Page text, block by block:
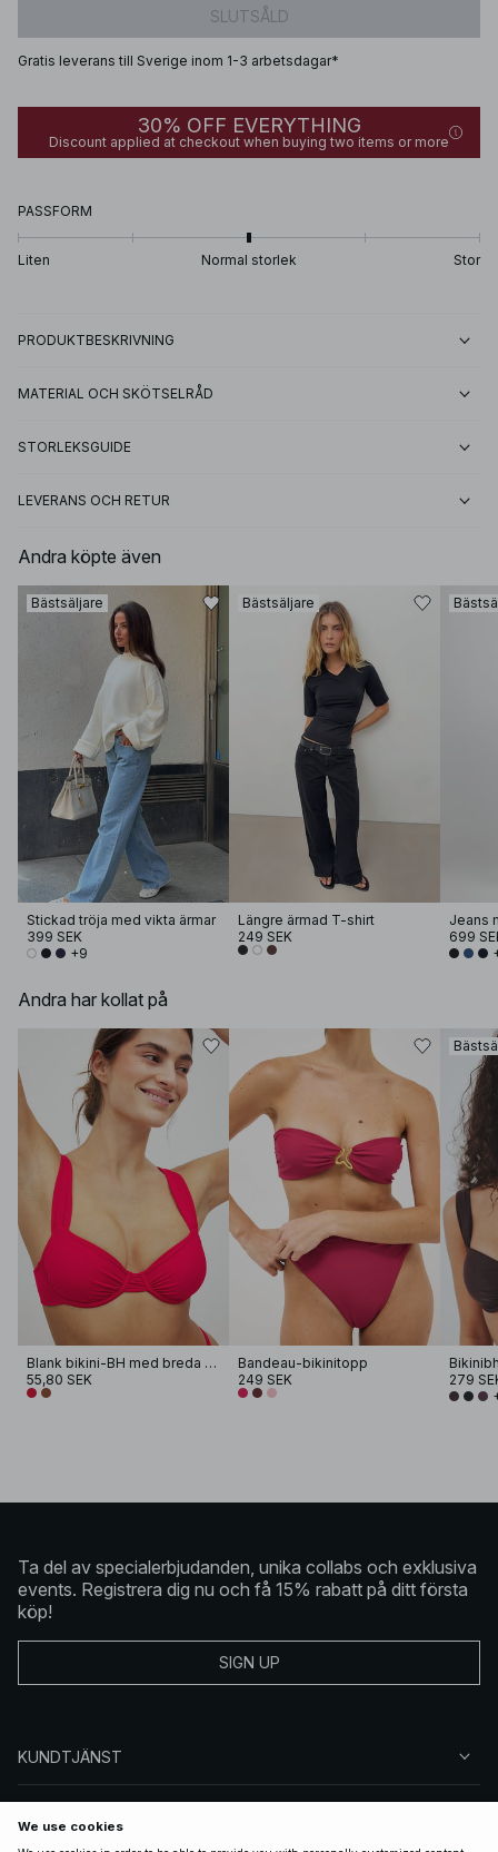
SLUTSÅLD
Gratis leverans till Sverige inom 1-3 arbetsdagar*
30% OFF EVERYTHING
Discount applied at checkout when buying two items or more
PASSFORM
Liten Normal storlek Stor
PRODUKTBESKRIVNING
MATERIAL OCH SKÖTSELRÅD
STORLEKSGUIDE
LEVERANS OCH RETUR
Andra köpte även
Bästsäljare
Stickad tröja med vikta ärmar
399 SEK
+9
Bästsäljare
Längre ärmad T-shirt
249 SEK
Jeans
699
Andra har kollat på
Blank bikini-BH med breda band och drapering
55,80 SEK
Bandeau-bikinitopp
249 SEK
279
Ta del av specialerbjudanden, unika collabs och exklusiva
events. Registrera dig nu och få 15% rabatt på ditt första
köp!
SIGN UP
KUNDTJÄNST